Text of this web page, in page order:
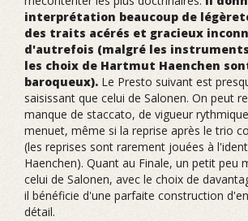
interprétation beaucoup de
des traits acérés et gracieux
d'autrefois (malgré les
les choix de Hartmut Haenchen
baroqueux). Le Presto suivant est
saisissant que celui de Salonen. On peut
manque de staccato, de vigueur
menuet, même si la reprise après le trio
(les reprises sont rarement jouées à
Haenchen). Quant au Finale, un petit peu
celui de Salonen, avec le choix de
il bénéficie d'une parfaite construction
détail.